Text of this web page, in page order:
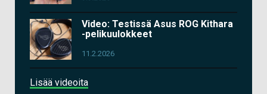
Video: Testissä Asus ROG Kithara
-pelikuulokkeet
11.2.2026
Lisää videoita